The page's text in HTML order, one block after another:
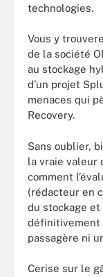
technologies.
Vous y
de la société
au stockage
d’un projet
menaces qui
Recovery.
Sans oublier,
la vraie valeur
comment
(rédacteur en
du stockage et
définitivement
passagère ni
Cerise sur le